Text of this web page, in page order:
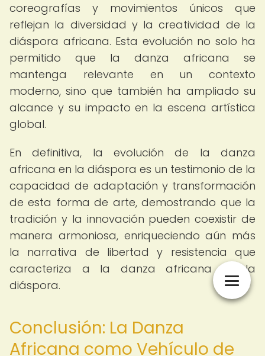
coreografías y movimientos únicos que
reflejan la diversidad y la creatividad de la
diáspora africana. Esta evolución no solo ha
permitido que la danza africana se
mantenga relevante en un contexto
moderno, sino que también ha ampliado su
alcance y su impacto en la escena artística
global.
En definitiva, la evolución de la danza
africana en la diáspora es un testimonio de la
capacidad de adaptación y transformación
de esta forma de arte, demostrando que la
tradición y la innovación pueden coexistir de
manera armoniosa, enriqueciendo aún más
la narrativa de libertad y resistencia que
caracteriza a la danza africana en la
diáspora.
Conclusión: La Danza
Africana como Vehículo de